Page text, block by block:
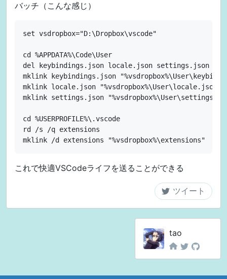
バッチ（こんな感じ）
set vsdropbox="D:\Dropbox\vscode"
cd %APPDATA%\Code\User
del keybindings.json locale.json settings.json
mklink keybindings.json
mklink locale.json "%vsdropbox%\User\locale.json"
mklink settings.json
cd %USERPROFILE%\.vscode
rd /s /q extensions
これで快適VSCodeライフを送ることができる
tao